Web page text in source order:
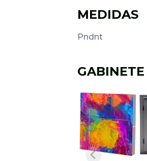
MEDIDAS
Pndnt
GABINETE